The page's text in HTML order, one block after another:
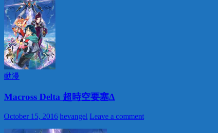
動漫
Macross Delta 超時空要塞Δ
October 15, 2016 hevangel Leave a comment